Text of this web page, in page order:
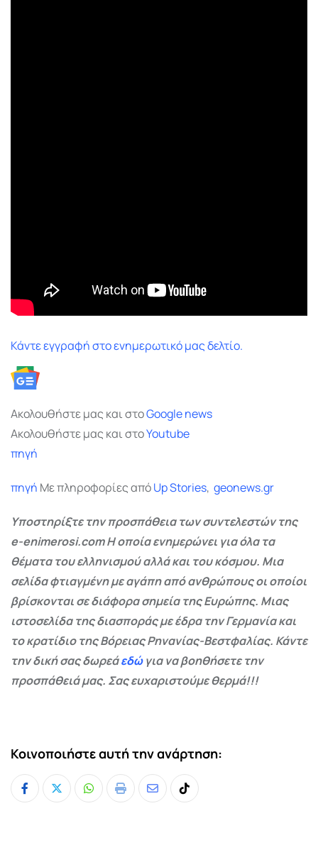
Κάντε εγγραφή στο ενημερωτικό μας δελτίο.
Ακολουθήστε μας και στοGooglenews
Ακολουθήστε μας και στοYoutube
πηγή
πηγή Με πληροφορίες απόUp Stories, geonews.gr
Υποστηρίξτε την προσπάθεια των συντελεστών της
e-enimerosi.com Η οποία ενημερώνει για όλα τα
θέματα του ελληνισμού αλλά και του κόσμου. Μια
σελίδα φτιαγμένη με αγάπη από ανθρώπους οι οποίοι
βρίσκονται σε διάφορα σημεία της Ευρώπης. Μιας
ιστοσελίδα της διασποράς με έδρα την Γερμανία και
το κρατίδιο της Βόρειας Ρηνανίας-Βεστφαλίας. Κάντε
την δική σας δωρεάεδώγια να βοηθήσετε την
προσπάθειά μας. Σας ευχαριστούμε θερμά!!!
Κοινοποιήστε αυτή την ανάρτηση:
Whatsapp
Print
ShareTiktok